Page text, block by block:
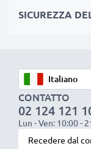
durante
La scelta
Sostituisci la
intelligente e
efficientando e
Scegli
SICUREZZA
CONTATTO
02 124 121
Lun - Ven: 10:00 -
Recedere dal